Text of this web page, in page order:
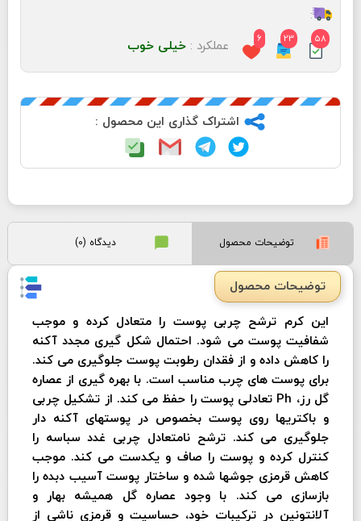
:
58
23
6 عملکرد : خیلی خوب
اشتراک گذاری این محصول :
توضیحات محصول دیدگاه (0)
توضیحات محصول
این کرم ترشح چربی پوست را متعادل کرده و موجب
شفافیت پوست می شود. احتمال شکل گیری مجدد آکنه
را کاهش داده و از فقدان رطوبت پوست جلوگیری می کند.
برای پوست های چرب مناسب است. با بهره گیری از عصاره
گل رز، Ph تعادلی پوست را حفظ می کند. از تشکیل چربی
و باکتریها روی پوست بخصوص در پوستهای آکنه دار
جلوگیری می کند. ترشح نامتعادل چربی غدد سباسه را
کنترل کرده و پوست را صاف و یکدست می کند. موجب
کاهش قرمزی جوشها شده و ساختار پوست آسیب دبده را
بازسازی می کند. با وجود عصاره گل همیشه بهار و
آلانتونین در ترکیبات خود، حساسیت و قرمزی ناشی از